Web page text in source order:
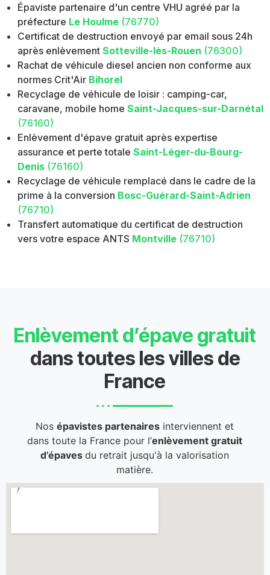
Épaviste partenaire d'un centre VHU agréé par la
préfecture Le Houlme (76770)
Certificat de destruction envoyé par email sous 24h
après enlèvement Sotteville-lès-Rouen (76300)
Rachat de véhicule diesel ancien non conforme aux
normes Crit'Air Bihorel
Recyclage de véhicule de loisir : camping-car,
caravane, mobile home Saint-Jacques-sur-Darnétal
(76160)
Enlèvement d'épave gratuit après expertise
assurance et perte totale Saint-Léger-du-Bourg-
Denis (76160)
Recyclage de véhicule remplacé dans le cadre de la
prime à la conversion Bosc-Guérard-Saint-Adrien
(76710)
Transfert automatique du certificat de destruction
vers votre espace ANTS Montville (76710)
Enlèvement d’épave gratuit
dans toutes les villes de
France
Nosépavistes partenaires interviennent et
dans toute la France pour l’enlèvement gratuit
d’épavesdu retrait jusqu'à la valorisation
matière.